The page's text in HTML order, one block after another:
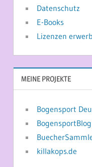
Datenschutz
E-Books
Lizenzen
MEINE PROJEKTE
Bogensport
BogensportBlog
killakops.de